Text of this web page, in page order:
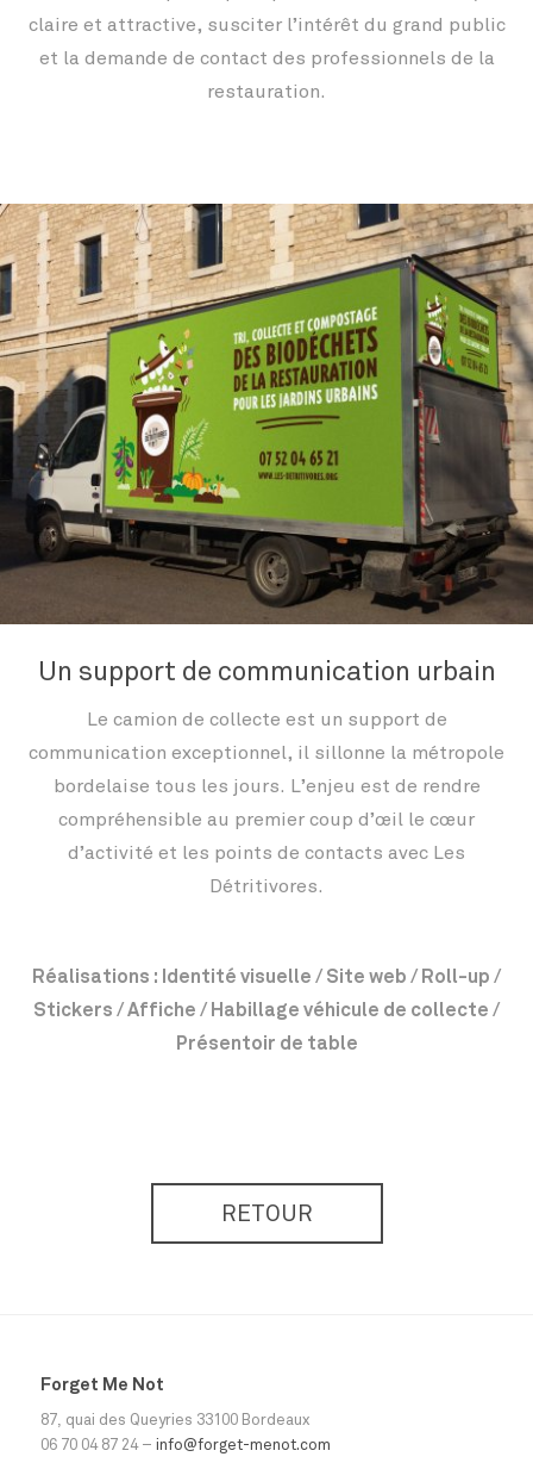
claire et attractive, susciter l’intérêt du grand public
et la demande de contact des professionnels de la
restauration.
Un support de communication urbain
Le camion de collecte est un support de
communication exceptionnel, il sillonne la métropole
bordelaise tous les jours. L’enjeu est de rendre
compréhensible au premier coup d’œil le cœur
d’activité et les points de contacts avec Les
Détritivores.
Réalisations : Identité visuelle / Site web / Roll-up /
Stickers / Affiche / Habillage véhicule de collecte /
Présentoir de table
RETOUR
Forget Me Not
87, quai des Queyries 33100 Bordeaux
06 70 04 87 24 –info@forget-menot.com